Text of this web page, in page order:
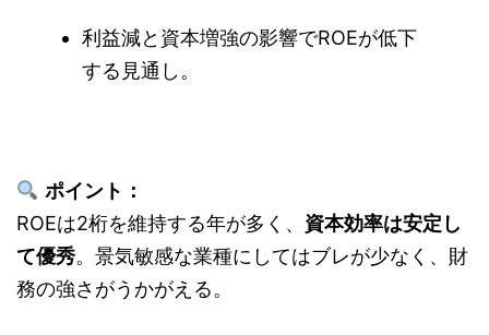
利益減と資本増強の影響でROEが低下
する見通し。
ポイント：
ROEは2桁を維持する年が多く、 資本効率は安定し
て優秀。景気敏感な業種にしてはブレが少なく、財
務の強さがうかがえる。